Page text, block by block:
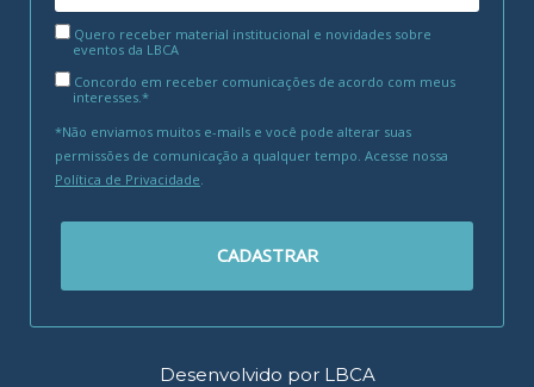
Quero receber material institucional e novidades sobre
eventos da LBCA
Concordo em receber comunicações de acordo com meus
interesses.*
*Não enviamos muitos e-mails e você pode alterar suas
permissões de comunicação a qualquer tempo. Acesse nossa
Política de Privacidade
CADASTRAR
Desenvolvido por LBCA